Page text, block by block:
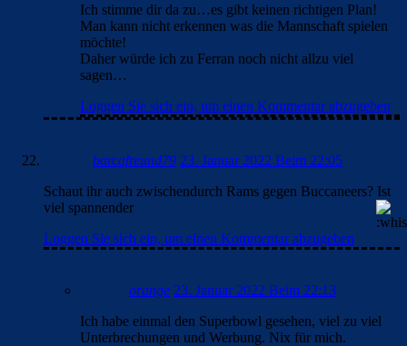
Ich stimme dir da zu…es gibt keinen richtigen Plan!
Man kann nicht erkennen was die Mannschaft spielen
möchte!
Daher würde ich zu Ferran noch nicht allzu viel
sagen…
Loggen Sie sich ein, um einen Kommentar abzugeben
barcafreund79 23. Januar 2022 Beim 22:05
Schaut ihr auch zwischendurch Rams gegen Buccaneers? Ist
viel spannender
Loggen Sie sich ein, um einen Kommentar abzugeben
orange 23. Januar 2022 Beim 22:13
Ich habe einmal den Superbowl gesehen, viel zu viel
Unterbrechungen und Werbung. Nix für mich.